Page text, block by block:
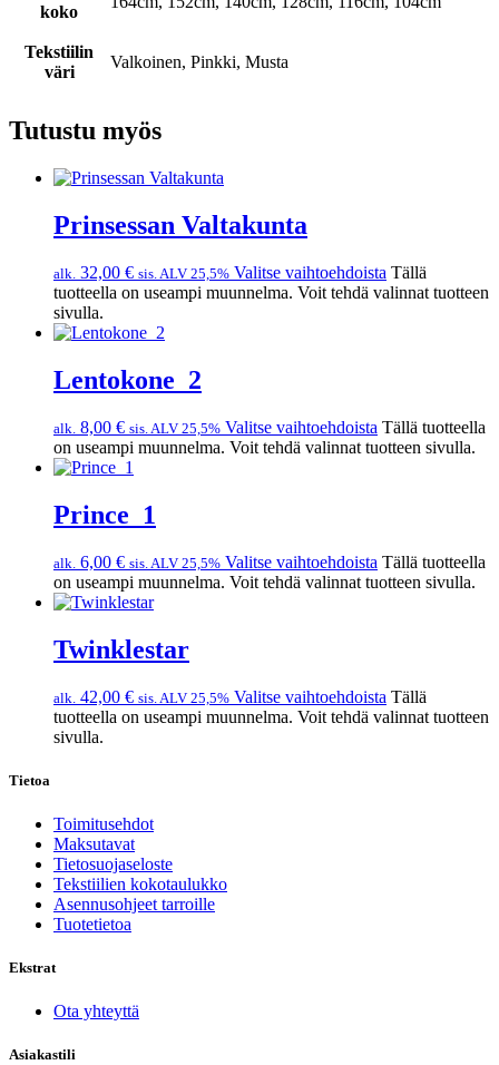
koko
Tekstiilin
väri
Valkoinen, Pinkki, Musta
Tutustu myös
Prinsessan Valtakunta
alk. 32,00 € sis. ALV 25,5% Valitse vaihtoehdoista Tällä
tuotteella on useampi muunnelma. Voit tehdä valinnat tuotteen
sivulla.
Lentokone_2
alk. 8,00 € sis. ALV 25,5% Valitse vaihtoehdoista Tällä tuotteella
on useampi muunnelma. Voit tehdä valinnat tuotteen sivulla.
Prince_1
alk. 6,00 € sis. ALV 25,5% Valitse vaihtoehdoista Tällä tuotteella
on useampi muunnelma. Voit tehdä valinnat tuotteen sivulla.
Twinklestar
alk. 42,00 € sis. ALV 25,5% Valitse vaihtoehdoista Tällä
tuotteella on useampi muunnelma. Voit tehdä valinnat tuotteen
sivulla.
Tietoa
Toimitusehdot
Maksutavat
Tietosuojaseloste
Tekstiilien kokotaulukko
Asennusohjeet tarroille
Tuotetietoa
Ekstrat
Ota yhteyttä
Asiakastili